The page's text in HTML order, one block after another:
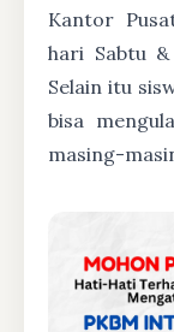
Kantor
hari Sabtu
Selain itu
bisa
masing-